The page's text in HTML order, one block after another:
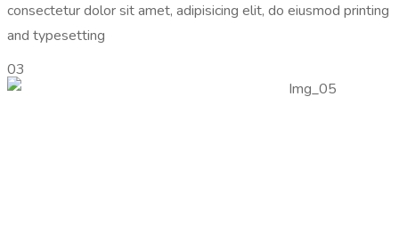
consectetur dolor sit amet, adipisicing elit, do eiusmod printing
and typesetting
03